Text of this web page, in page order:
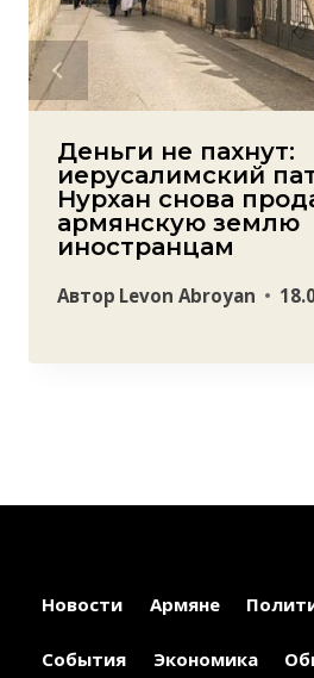
Деньги не пахнут:
иерусалимский
Нурхан снова
армянскую землю
иностранцам
Автор Levon Abroyan
Новости Армяне
События Экономика